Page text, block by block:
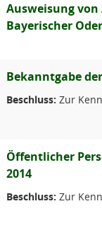
Ausweisung
Bayerischer
Bekanntgabe
Beschluss: Zur
Öffentlicher
2014
Beschluss: Zur